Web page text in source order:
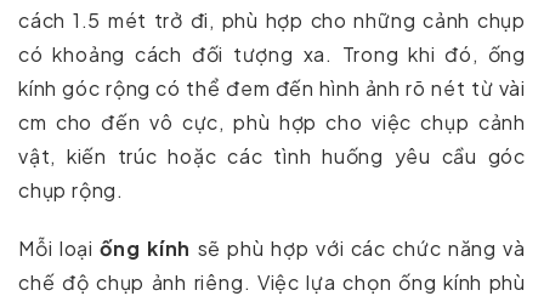
cách 1.5 mét trở đi, phù hợp cho những cảnh chụp
có khoảng cách đối tượng xa. Trong khi đó, ống
kính góc rộng có thể đem đến hình ảnh rõ nét từ vài
cm cho đến vô cực, phù hợp cho việc chụp cảnh
vật, kiến trúc hoặc các tình huống yêu cầu góc
chụp rộng.
Mỗi loạiống kính sẽ phù hợp với các chức năng và
chế độ chụp ảnh riêng. Việc lựa chọn ống kính phù